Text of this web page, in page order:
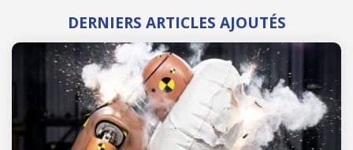
DERNIERS ARTICLES AJOUTÉS